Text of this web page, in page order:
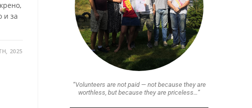
и за
2025
“Volunteers are not paid — not because they are
worthless, but because they are priceless…”